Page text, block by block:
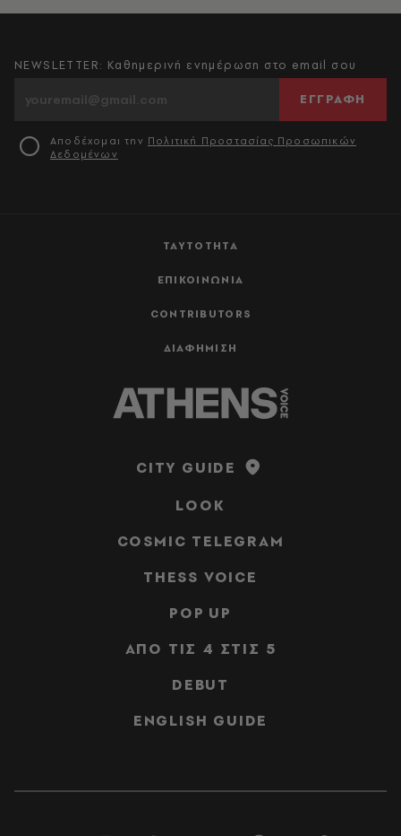
ΤΑΥΤΟΤΗΤΑ
ΕΠΙΚΟΙΝΩΝΙΑ
CONTRIBUTORS
ΔΙΑΦΗΜΙΣΗ
NEWSLETTER: Καθημερινή ενημέρωση στο email σου
ΕΓΓΡΑΦΗ
Αποδέχομαι την Πολιτική Προστασίας Προσωπικών
Δεδομένων
CITY GUIDE
LOOK
COSMIC TELEGRAM
THESS VOICE
POP UP
ΑΠΟ ΤΙΣ 4 ΣΤΙΣ 5
DEBUT
ENGLISH GUIDE